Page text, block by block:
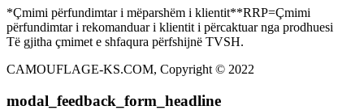
*Çmimi përfundimtar i mëparshëm i klientit**RRP=Çmimi
përfundimtar i rekomanduar i klientit i përcaktuar nga prodhuesi
Të gjitha çmimet e shfaqura përfshijnë TVSH.
CAMOUFLAGE-KS.COM, Copyright © 2022
modal_feedback_form_headline